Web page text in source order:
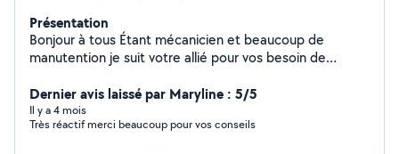
Présentation
Bonjour à tous Étant mécanicien et beaucoup de
manutention je suit votre allié pour vos besoin de
votre déménagement, installer vos clôture ou divers
travaux de nettoyage , Aussi pour vos déplacements
cours ou autres (((((( MÉCANIQUE AUTOMOBILE et
Dernier avis laissé par Maryline : 5/5
Il y a 4 mois
Très réactif merci beaucoup pour vos conseils